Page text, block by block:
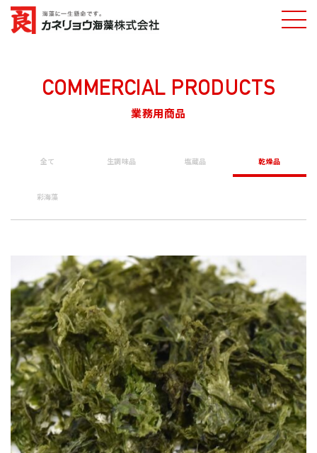
株式会社
ホーム 業務用商品一覧 焼き地のり
COMMERCIAL PRODUCTS
業務用商品
全て 生調味品 塩蔵品 乾燥品
彩海藻